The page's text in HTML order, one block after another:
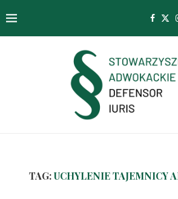
TAG:UCHYLENIE TAJEMNICY